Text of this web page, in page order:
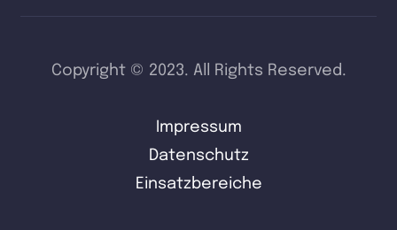
Copyright © 2023. All Rights Reserved.
Impressum
Datenschutz
Einsatzbereiche